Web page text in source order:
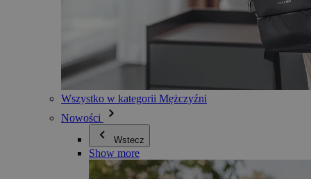
Wszystko w kategorii Mężczyźni
Nowości
Wstecz
Show more